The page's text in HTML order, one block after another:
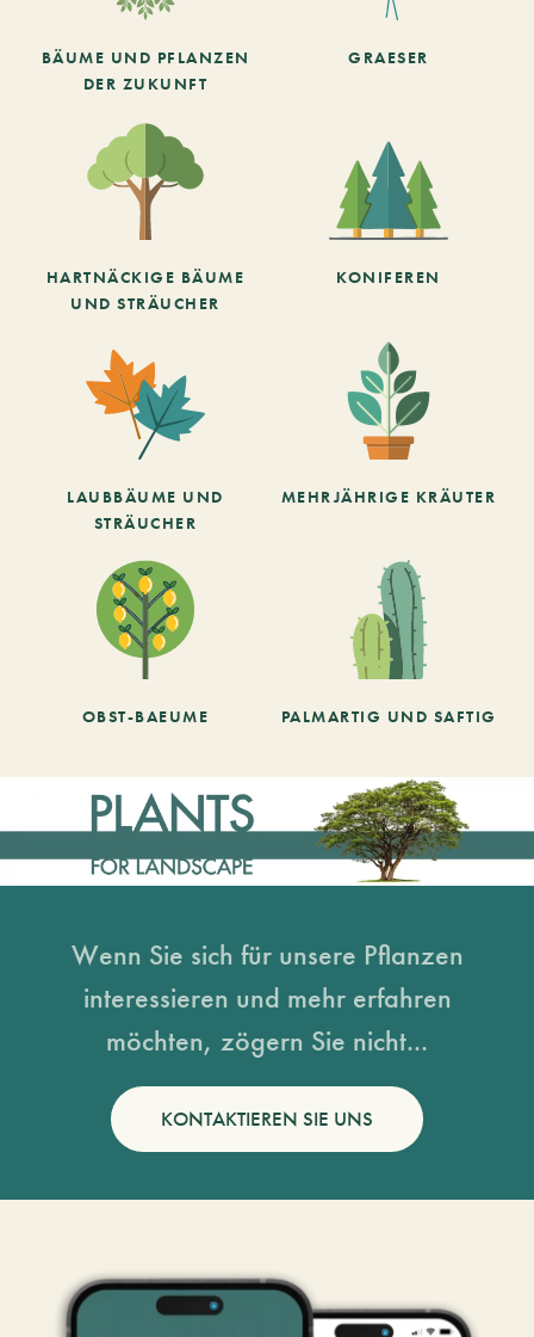
BÄUME UND PFLANZEN
DER ZUKUNFT
GRAESER
HARTNÄCKIGE BÄUME
UND STRÄUCHER
KONIFEREN
LAUBBÄUME UND
STRÄUCHER
MEHRJÄHRIGE KRÄUTER
OBST-BAEUME PALMARTIG UND SAFTIG
Wenn Sie sich für unsere Pflanzen
interessieren und mehr erfahren
möchten, zögern Sie nicht...
KONTAKTIEREN SIE UNS